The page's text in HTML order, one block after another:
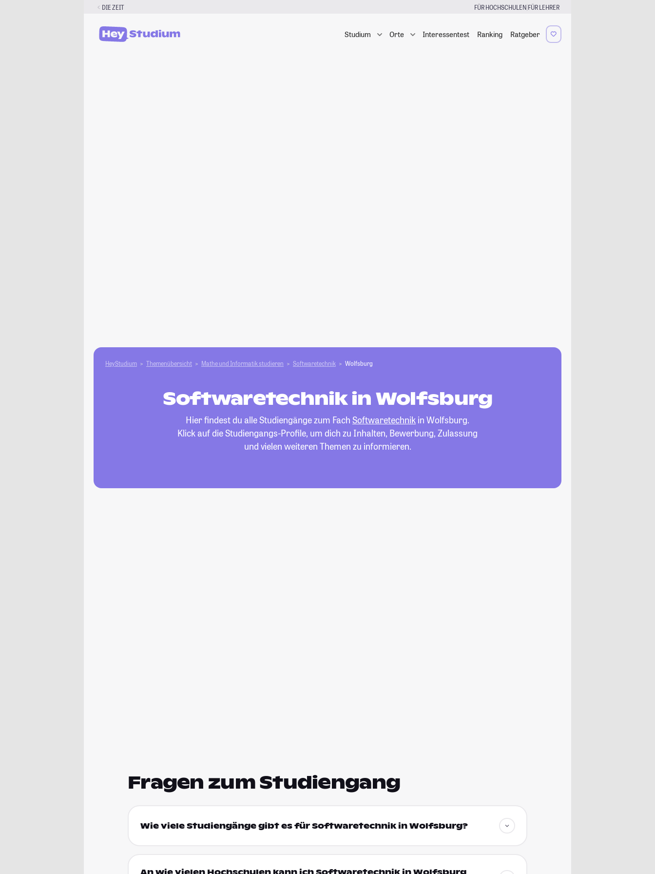
DIE ZEIT FÜR HOCHSCHULEN|FÜR LEHRER
Studium Orte Interessentest Ranking Ratgeber
HeyStudium Themenübersicht Mathe und Informatik studieren Softwaretechnik Wolfsburg
Softwaretechnik in Wolfsburg
Hier findest du alle Studiengänge zum Fach Softwaretechnik in Wolfsburg.
Klick auf die Studiengangs-Profile, um dich zu Inhalten, Bewerbung, Zulassung
und vielen weiteren Themen zu informieren.
Fragen zum Studiengang
Wie viele Studiengänge gibt es für Softwaretechnik in Wolfsburg?